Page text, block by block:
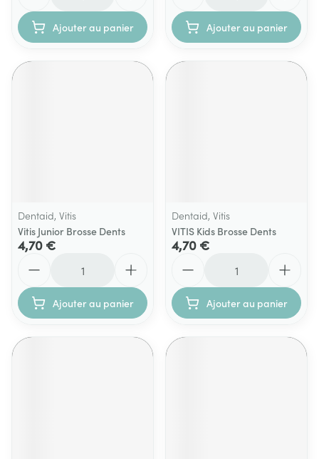
Ajouter au panier Ajouter au panier
Dentaid, Vitis
Vitis Junior Brosse Dents
4,70 €
Ajouter au panier
Dentaid, Vitis
VITIS Kids Brosse Dents
4,70 €
Ajouter au panier